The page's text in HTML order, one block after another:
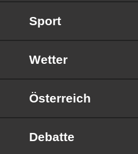
Sport
Wetter
Österreich
Debatte